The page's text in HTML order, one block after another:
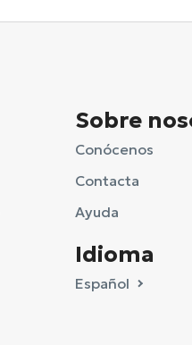
Sobre
Conócenos
Contacta
Ayuda
Idioma
Español